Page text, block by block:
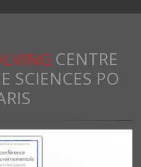
CENTRE
SCIENCES PO